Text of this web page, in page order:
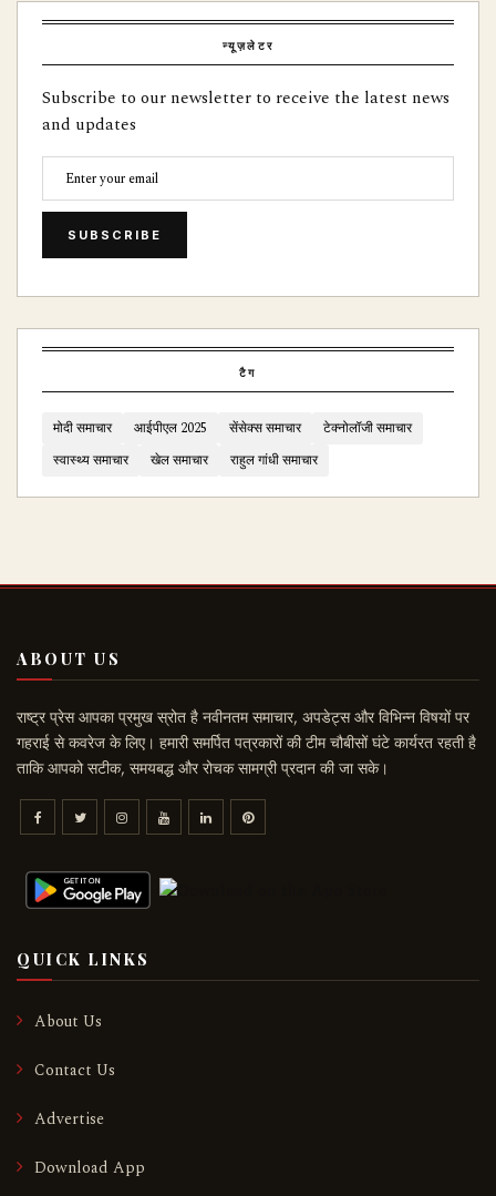
न्यूज़लेटर
Subscribe to our newsletter to receive the latest news
and updates
SUBSCRIBE
टैग
मोदी समाचार आईपीएल 2025 सेंसेक्स समाचार
टेक्नोलॉजी समाचार
स्वास्थ्य समाचार
खेल समाचार राहुल गांधी समाचार
ABOUT US
राष्ट्र प्रेस आपका प्रमुख स्रोत है नवीनतम समाचार, अपडेट्स और विभिन्न विषयों पर
गहराई से कवरेज के लिए। हमारी समर्पित पत्रकारों की टीम चौबीसों घंटे कार्यरत रहती है
ताकि आपको सटीक, समयबद्ध और रोचक सामग्री प्रदान की जा सके।
QUICK LINKS
About Us
Contact Us
Advertise
Download App